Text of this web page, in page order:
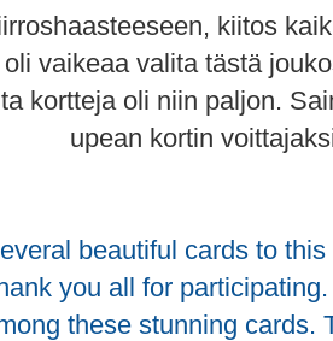
kiitos
vaikeaa valita tästä
kortteja oli niin paljon.
upean kortin
beautiful cards to
you all for
these stunning cards.